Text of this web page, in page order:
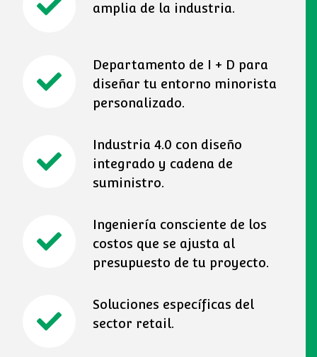
amplia de la industria.
Departamento de I + D para
diseñar tu entorno minorista
personalizado.
Industria 4.0 con diseño
integrado y cadena de
suministro.
Ingeniería consciente de los
costos que se ajusta al
presupuesto de tu proyecto.
Soluciones específicas del
sector retail.